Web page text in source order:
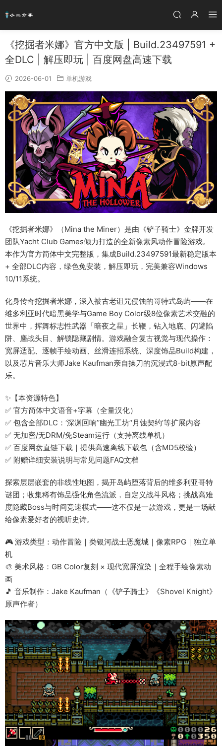
《挖掘者米娜》官方中文版 | Build.23497591 +
全DLC | 解压即玩 | 百度网盘高速下载
2026-06-01 单机游戏
《挖掘者米娜》（Mina the Miner）是由《铲子骑士》金牌开发
团队Yacht Club Games倾力打造的全新像素风动作冒险游戏。
本作为官方简体中文完整版，集成Build.23497591最新稳定版本
+ 全部DLC内容，绿色免安装，解压即玩，完美兼容Windows
10/11系统。
化身传奇挖掘者米娜，深入被古老诅咒侵蚀的哥特式岛屿——在
维多利亚时代暗黑美学与Game Boy Color级8位像素艺术交融的
世界中，挥舞标志性武器「暗夜之星」长鞭，钻入地底、闪避陷
阱、鏖战头目、解锁隐藏剧情。游戏融合复古视觉与现代操作：
宽屏适配、逐帧手绘动画、丝滑连招系统、深度饰品Build构建，
以及芯片音乐大师Jake Kaufman亲自操刀的沉浸式8-bit原声配
乐。
✨【本资源特色】
✅ 官方简体中文语音+字幕（全量汉化）
✅ 包含全部DLC：‘深渊回响’‘幽光工坊’‘月蚀契约’等扩展内容
✅ 无加密/无DRM/免Steam运行（支持离线单机）
✅ 百度网盘直链下载｜提供高速离线下载包（含MD5校验）
✅ 附赠详细安装说明与常见问题FAQ文档
探索层层嵌套的非线性地图，揭开岛屿堕落背后的维多利亚哥特
谜团；收集稀有饰品强化角色流派，自定义战斗风格；挑战高难
度隐藏Boss与时间竞速模式——这不仅是一款游戏，更是一场献
给像素爱好者的视听史诗。
🎮 游戏类型：动作冒险｜类银河战士恶魔城｜像素RPG｜独立单
机
🎨 美术风格：GB Color复刻 × 现代宽屏渲染｜全程手绘像素动
画
🎵 音乐制作：Jake Kaufman（《铲子骑士》《Shovel Knight》
原声作者）